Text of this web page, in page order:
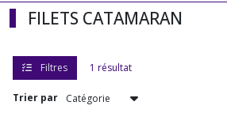
FILETS CATAMARAN
Filtres 1 résultat
Trier par
Afficher
résultats